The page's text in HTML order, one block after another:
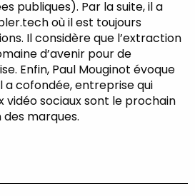
publiques). Par la suite, il a
où il est toujours
Il considère que l’extraction
d’avenir pour de
Enfin, Paul Mouginot évoque
a cofondée, entreprise qui
vidéo sociaux sont le prochain
des marques.